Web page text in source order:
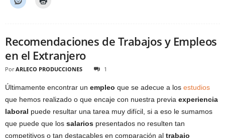
Recomendaciones de Trabajos y Empleos
en el Extranjero
Por ARLECO PRODUCCIONES 1
Últimamente encontrar un empleo que se adecue a los estudios
que hemos realizado o que encaje con nuestra previa experiencia
laboral puede resultar una tarea muy difícil, si a eso le sumamos
que puede que los salarios presentados no resulten tan
competitivos o tan destacables en comparación al trabajo